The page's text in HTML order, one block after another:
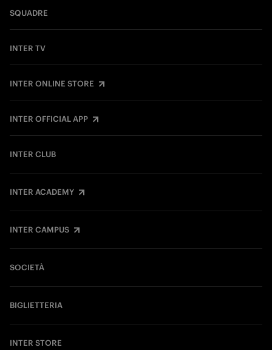
SQUADRE
INTER TV
INTER ONLINE STORE
INTER OFFICIAL APP
INTER CLUB
INTER ACADEMY
INTER CAMPUS
SOCIETÀ
BIGLIETTERIA
INTER STORE